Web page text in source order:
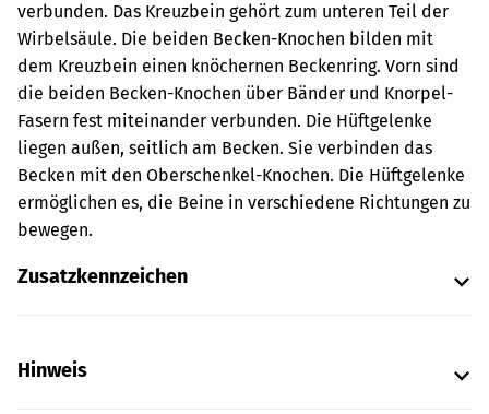
verbunden. Das Kreuzbein gehört zum unteren Teil der
Wirbelsäule. Die beiden Becken-Knochen bilden mit
dem Kreuzbein einen knöchernen Beckenring. Vorn sind
die beiden Becken-Knochen über Bänder und Knorpel-
Fasern fest miteinander verbunden. Die Hüftgelenke
liegen außen, seitlich am Becken. Sie verbinden das
Becken mit den Oberschenkel-Knochen. Die Hüftgelenke
ermöglichen es, die Beine in verschiedene Richtungen zu
bewegen.
Zusatzkennzeichen
Hinweis